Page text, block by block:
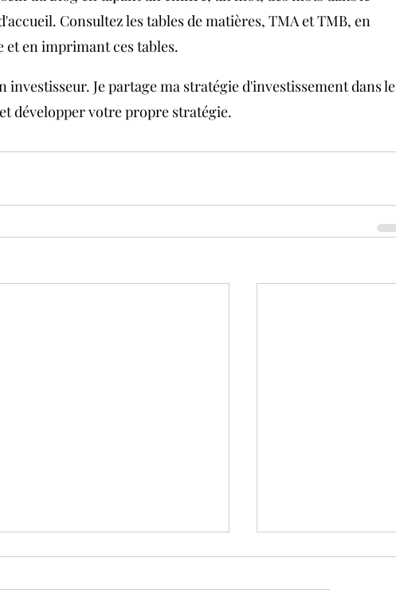
Consultez les tables de matières, TMA et TMB, en
et en imprimant ces tables.
investisseur. Je partage ma stratégie d'investissement dans le
développer votre propre stratégie.